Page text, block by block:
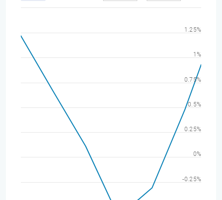
-0.25%
0%
0.25%
0.5%
0.75%
1%
1.25%